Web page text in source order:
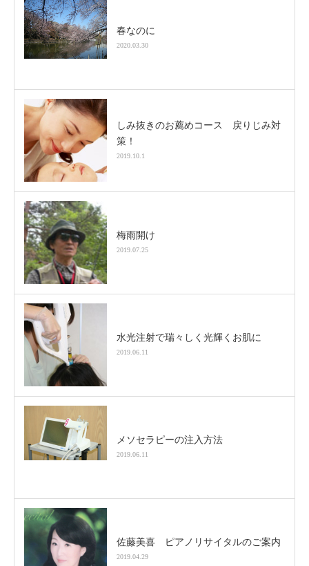
春なのに
2020.03.30
しみ抜きのお薦めコース 戻りじみ対
策！
2019.10.1
梅雨開け
2019.07.25
水光注射で瑞々しく光輝くお肌に
2019.06.11
メソセラピーの注入方法
2019.06.11
佐藤美喜 ピアノリサイタルのご案内
2019.04.29